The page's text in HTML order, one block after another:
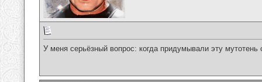
У меня серьёзный вопрос: когда придумывали эту